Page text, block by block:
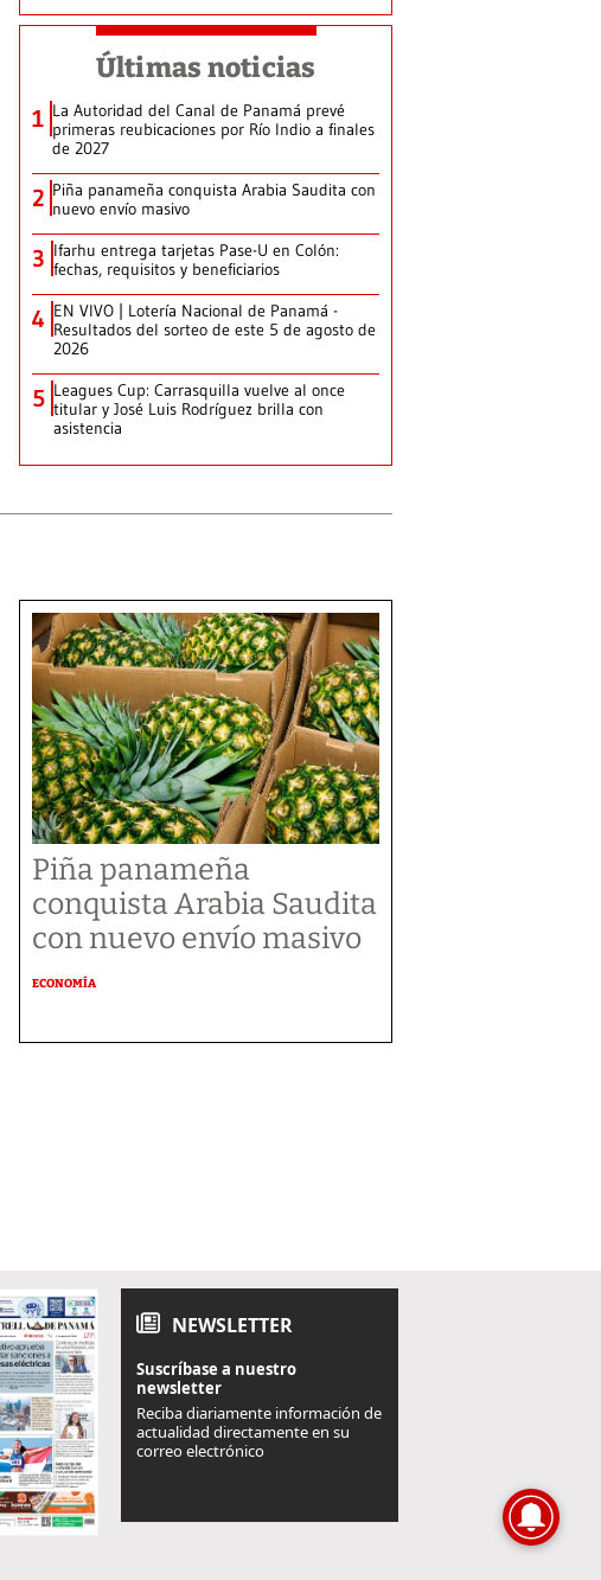
Últimas noticias
1 La Autoridad del Canal de Panamá prevé
primeras reubicaciones por Río Indio a finales
de 2027
2 Piña panameña conquista Arabia Saudita con
nuevo envío masivo
3 Ifarhu entrega tarjetas Pase-U en Colón:
fechas, requisitos y beneficiarios
4 EN VIVO | Lotería Nacional de Panamá -
Resultados del sorteo de este 5 de agosto de
2026
5 Leagues Cup: Carrasquilla vuelve al once
titular y José Luis Rodríguez brilla con
asistencia
Piña panameña
conquista Arabia Saudita
con nuevo envío masivo
ECONOMÍA
NEWSLETTER
Suscríbase a nuestro
newsletter
Reciba diariamente información de
actualidad directamente en su
correo electrónico